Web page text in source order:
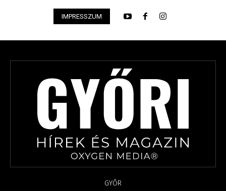
IMPRESSZUM
GYŐR